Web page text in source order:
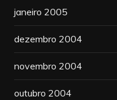
janeiro 2005
dezembro 2004
novembro 2004
outubro 2004